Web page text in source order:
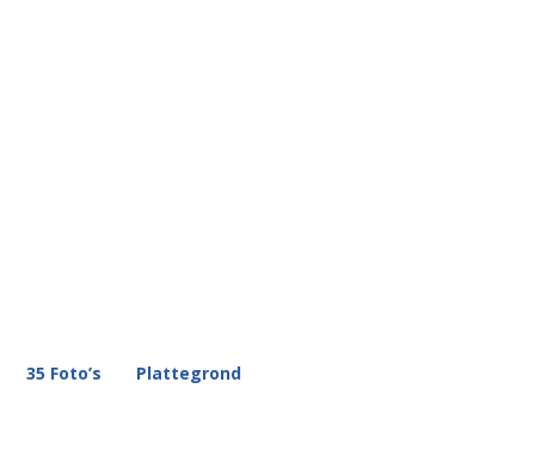
35 Foto’s Plattegrond